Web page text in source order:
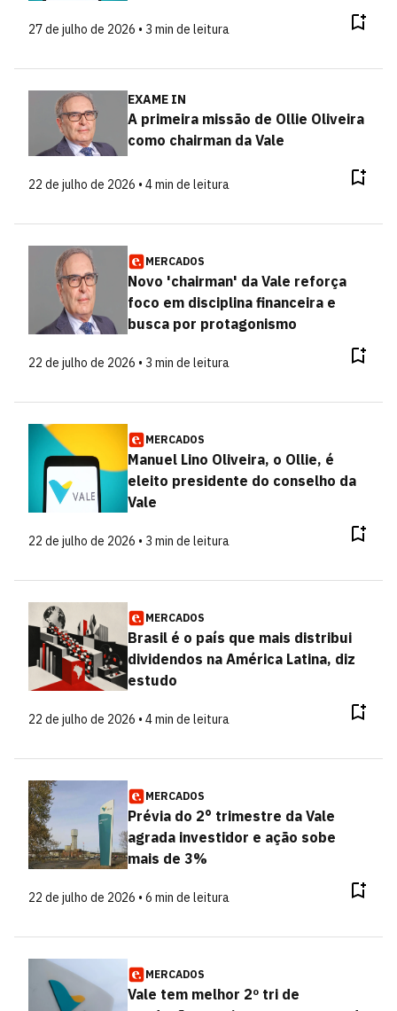
27 de julho de 2026 • 3 min de leitura
EXAME IN
A primeira missão de Ollie Oliveira
como chairman da Vale
22 de julho de 2026 • 4 min de leitura
MERCADOS
Novo 'chairman' da Vale reforça
foco em disciplina financeira e
busca por protagonismo
22 de julho de 2026 • 3 min de leitura
MERCADOS
Manuel Lino Oliveira, o Ollie, é
eleito presidente do conselho da
Vale
22 de julho de 2026 • 3 min de leitura
MERCADOS
Brasil é o país que mais distribui
dividendos na América Latina, diz
estudo
22 de julho de 2026 • 4 min de leitura
MERCADOS
Prévia do 2° trimestre da Vale
agrada investidor e ação sobe
mais de 3%
22 de julho de 2026 • 6 min de leitura
MERCADOS
Vale tem melhor 2º tri de